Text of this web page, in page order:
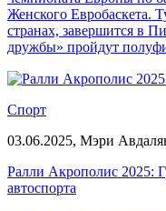
Женского Евробаскета.
странах, завершится в
дружбы» пройдут
Спорт
03.06.2025, Мэри
Ралли Акрополис 2025:
автоспорта